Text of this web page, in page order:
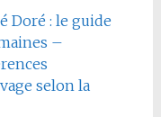
Doré : le guide
–
selon la